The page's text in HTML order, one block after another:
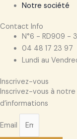
Notre société
Contact Info
N°6 - RD909 -
04 48 17 23 97
Lundi au
Inscrivez-vous
Inscrivez-vous à
d’informations
Email